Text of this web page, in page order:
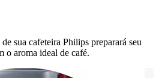
sua cafeteira Philips preparará seu
o aroma ideal de café.